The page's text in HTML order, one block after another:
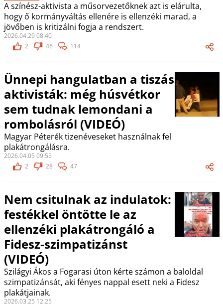
A színész-aktivista a műsorvezetőknek azt is elárulta,
hogy ő kormányváltás ellenére is ellenzéki marad, a
jövőben is kritizálni fogja a rendszert.
2026.04.29 08:40
2
46 114
Ünnepi hangulatban a tiszás
aktivisták: még húsvétkor
sem tudnak lemondani a
rombolásról (VIDEÓ)
Magyar Péterék tizenéveseket használnak fel
plakátrongálásra.
2026.04.05 09:55
2
28 47
Nem csitulnak az indulatok:
festékkel öntötte le az
ellenzéki plakátrongáló a
Fidesz-szimpatizánst
(VIDEÓ)
Szilágyi Ákos a Fogarasi úton kérte számon a baloldal
szimpatizánsát, aki fényes nappal esett neki a Fidesz
plakátjainak.
2026.03.25 12:25